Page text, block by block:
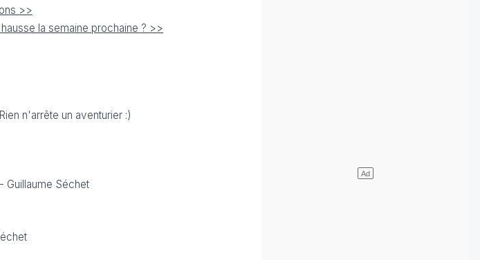
>>
la semaine prochaine ? >>
n'arrête un aventurier :)
Guillaume Séchet